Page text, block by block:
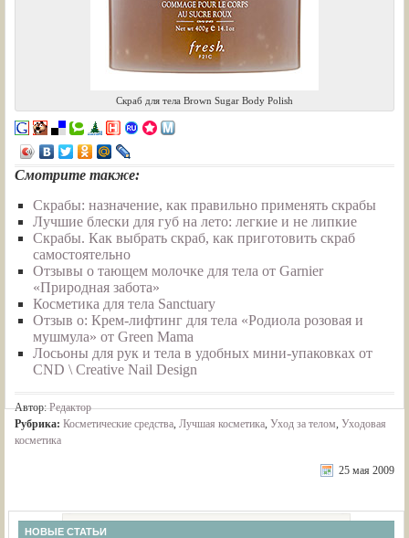
Скраб для тела Brown Sugar Body Polish
Смотрите также:
Скрабы: назначение, как правильно применять скрабы
Лучшие блески для губ на лето: легкие и не липкие
Скрабы. Как выбрать скраб, как приготовить скраб
самостоятельно
Отзывы о тающем молочке для тела от Garnier
«Природная забота»
Косметика для тела Sanctuary
Отзыв о: Крем-лифтинг для тела «Родиола розовая и
мушмула» от Green Mama
Лосьоны для рук и тела в удобных мини-упаковках от
CND \ Creative Nail Design
Автор:Редактор
Рубрика: Косметические средства, Лучшая косметика, Уход за телом, Уходовая
косметика
25 мая 2009
НОВЫЕ СТАТЬИ